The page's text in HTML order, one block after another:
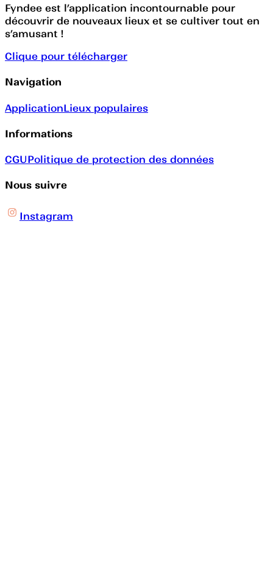
Fyndee est l’application incontournable pour
découvrir de nouveaux lieux et se cultiver tout en
s’amusant !
Clique pour télécharger
Navigation
ApplicationLieux populaires
Informations
CGUPolitique de protection des données
Nous suivre
Instagram